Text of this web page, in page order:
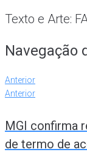
Texto e Arte:
Navegação
Anterior
Anterior
MGI confirma
de termo de